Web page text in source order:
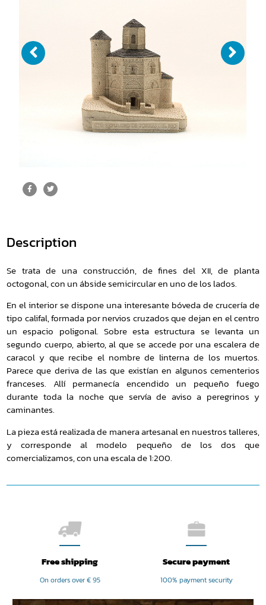
Description
Se trata de una construcción, de fines del XII, de planta
octogonal, con un ábside semicircular en uno de los lados.
En el interior se dispone una interesante bóveda de crucería de
tipo califal, formada por nervios cruzados que dejan en el centro
un espacio poligonal. Sobre esta estructura se levanta un
segundo cuerpo, abierto, al que se accede por una escalera de
caracol y que recibe el nombre de linterna de los muertos.
Parece que deriva de las que existían en algunos cementerios
franceses. Allí permanecía encendido un pequeño fuego
durante toda la noche que servía de aviso a peregrinos y
caminantes.
La pieza está realizada de manera artesanal en nuestros talleres,
y corresponde al modelo pequeño de los dos que
comercializamos, con una escala de 1:200.
Free shipping
On orders over € 95
Secure payment
100% payment security